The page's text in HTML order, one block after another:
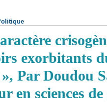
exorbitants
Par Doudou
en sciences